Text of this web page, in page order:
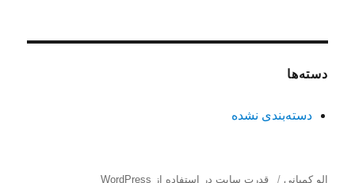
دسته‌ها
دسته‌بندی نشده
الو کمپانی قدرت سایت در استفاده از WordPress